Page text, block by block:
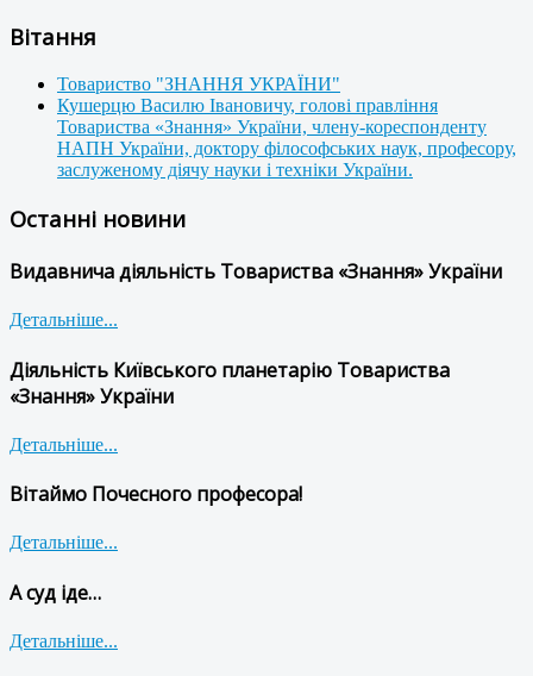
Вітання
Товариство "ЗНАННЯ УКРАЇНИ"
Кушерцю Василю Івановичу, голові правління
Товариства «Знання» України, члену-кореспонденту
НАПН України, доктору філософських наук, професору,
заслуженому діячу науки і техніки України.
Останні новини
Видавнича діяльність Товариства «Знання» України
Детальніше...
Діяльність Київського планетарію Товариства
«Знання» України
Детальніше...
Вітаймо Почесного професора!
Детальніше...
А суд іде…
Детальніше...